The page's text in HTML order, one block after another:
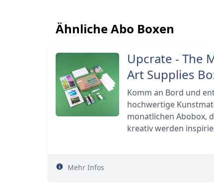
Ähnliche Abo Boxen
Upcrate - The
Art Supplies
Komm an Bord und
hochwertige
monatlichen Abobox,
kreativ werden
Mehr Infos